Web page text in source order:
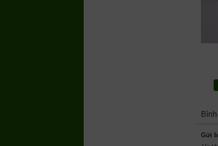
Gửi